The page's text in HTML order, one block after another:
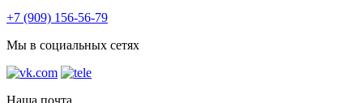
+7 (909) 156-56-79
Мы в социальных сетях
Наша почта